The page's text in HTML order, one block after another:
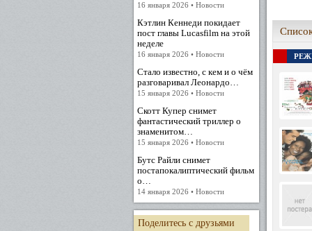
16 января 2026 • Новости
Кэтлин Кеннеди покидает
пост главы Lucasfilm на этой
неделе
16 января 2026 • Новости
Стало известно, с кем и о чём
разговаривал Леонардо…
15 января 2026 • Новости
Скотт Купер снимет
фантастический триллер о
знаменитом…
15 января 2026 • Новости
Бутс Райли снимет
постапокалиптический фильм
о…
14 января 2026 • Новости
Поделитесь с друзьями